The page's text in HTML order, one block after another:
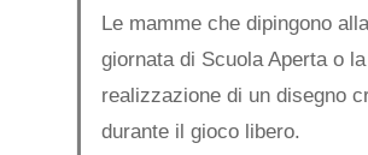
Le mamme che dipingono alla
giornata di Scuola Aperta o la
realizzazione di un disegno
durante il gioco libero.